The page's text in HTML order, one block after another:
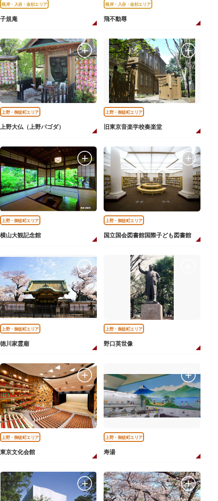
根岸・入谷・金杉エリア
子規庵
根岸・入谷・金杉エリア
飛不動尊
上野・御徒町エリア
上野大仏（上野パゴダ）
上野・御徒町エリア
旧東京音楽学校奏楽堂
上野・御徒町エリア
横山大観記念館
上野・御徒町エリア
国立国会図書館国際子ども図書館
上野・御徒町エリア
徳川家霊廟
上野・御徒町エリア
野口英世像
上野・御徒町エリア
東京文化会館
上野・御徒町エリア
寿湯